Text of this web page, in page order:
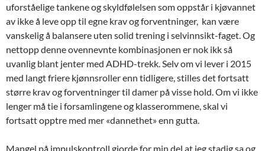
uforståelige tankene og skyldfølelsen som oppstår i kjøvannet
av ikke å leve opp til egne krav og forventninger, kan være
vanskelig å balansere uten solid trening i selvinnsikt-faget. Og
nettopp denne ovennevnte kombinasjonen er nok ikk så
uvanlig blant jenter med ADHD-trekk. Selv om vi lever i 2015
med langt friere kjønnsroller enn tidligere, stilles det fortsatt
større krav og forventninger til damer på visse hold. Om vi ikke
lenger må tie i forsamlingene og klasserommene, skal vi
fortsatt opptre med mer «dannethet» enn gutta.
Mangel på impulskontroll gjorde for min del at jeg stadig sa og